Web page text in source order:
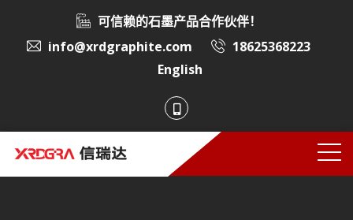
可信赖的石墨产品合作伙伴！
info@xrdgraphite.com
18625368223
English